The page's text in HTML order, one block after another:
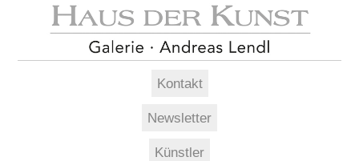
Kontakt
Newsletter
Künstler